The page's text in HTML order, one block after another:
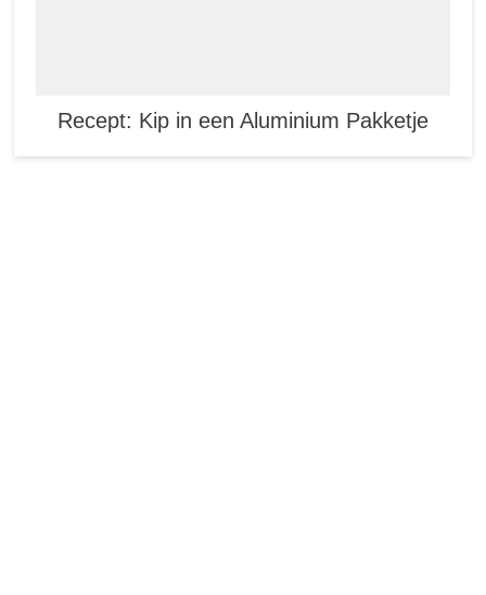
Recept: Kip in een Aluminium Pakketje